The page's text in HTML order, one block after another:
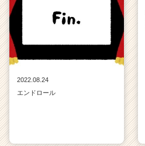
2022.08.24
エンドロール